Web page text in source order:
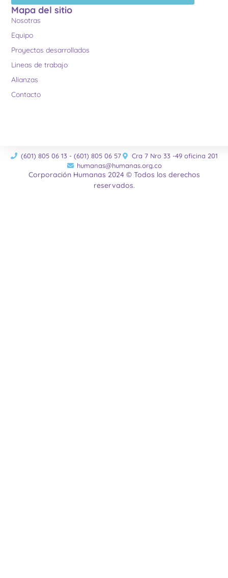
Mapa del sitio
Nosotras
Equipo
Proyectos desarrollados
Lineas de trabajo
Alianzas
Contacto
(601) 805 06 13 - (601) 805 06 57
Cra 7 Nro 33 -49 oficina 201
humanas@humanas.org.co
Corporación Humanas 2024 © Todos los derechos
reservados.